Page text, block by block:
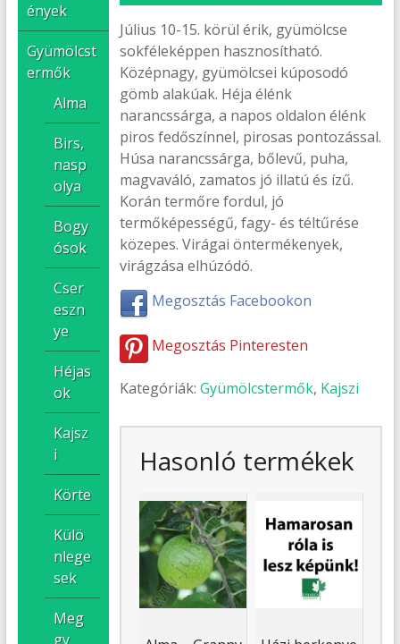
Július 10-15. körül érik, gyümölcse
sokféleképpen hasznosítható.
Középnagy, gyümölcsei kúposodó
gömb alakúak. Héja élénk
narancssárga, a napos oldalon élénk
piros fedőszínnel, pirosas pontozással.
Húsa narancssárga, bőlevű, puha,
magvaváló, zamatos jó illatú és ízű.
Korán termőre fordul, jó
termőképességű, fagy- és téltűrése
közepes. Virágai öntermékenyek,
virágzása elhúzódó.
Megosztás Facebookon
Megosztás Pinteresten
Kategóriák:Gyümölcstermők, Kajszi
Hasonló termékek
ények
Gyümölcst
ermők
Alma
Birs,
nasp
olya
Bogy
ósok
Cser
eszn
ye
Héjas
ok
Kajsz
i
Körte
Külö
nlege
sek
Meg
gy